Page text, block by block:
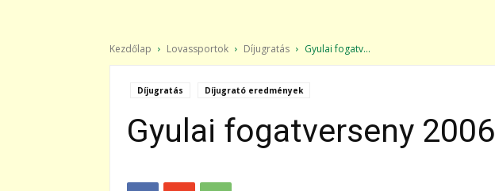
Kezdőlap Lovassportok Díjugratás Gyulai fogatv...
Díjugratás Díjugrató eredmények
Gyulai fogatverseny